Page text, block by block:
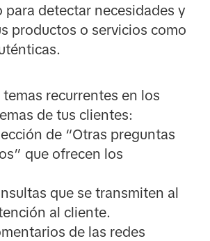
para detectar necesidades y
productos o servicios como
recurrentes en los
de tus clientes:
de “Otras preguntas
que ofrecen los
que se transmiten al
al cliente.
de las redes